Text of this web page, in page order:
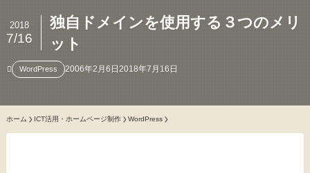
独自ドメインを使用する３つのメリ
ット
2018
7/16
WordPress 2006年2月6日2018年7月16日
ホーム ICT活用・ホームページ制作 WordPress